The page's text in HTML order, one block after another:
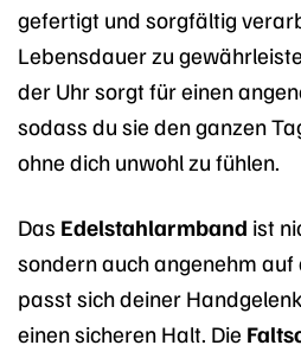
gefertigt und sorgfältig
Lebensdauer zu
der Uhr sorgt für einen
sodass du sie den ganzen
ohne dich unwohl zu fühlen.
Das Edelstahlarmband ist
sondern auch angenehm auf
passt sich deiner
einen sicheren Halt. Die